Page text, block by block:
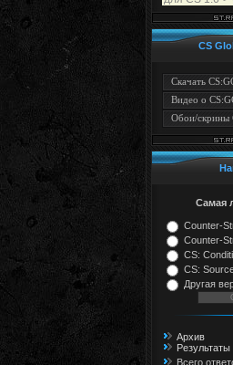
CS
Скачать
Видео о
Обои/скрины
Самая
Counter-
Counter-
CS:
CS:
Другая
Архив
Результаты
Всего